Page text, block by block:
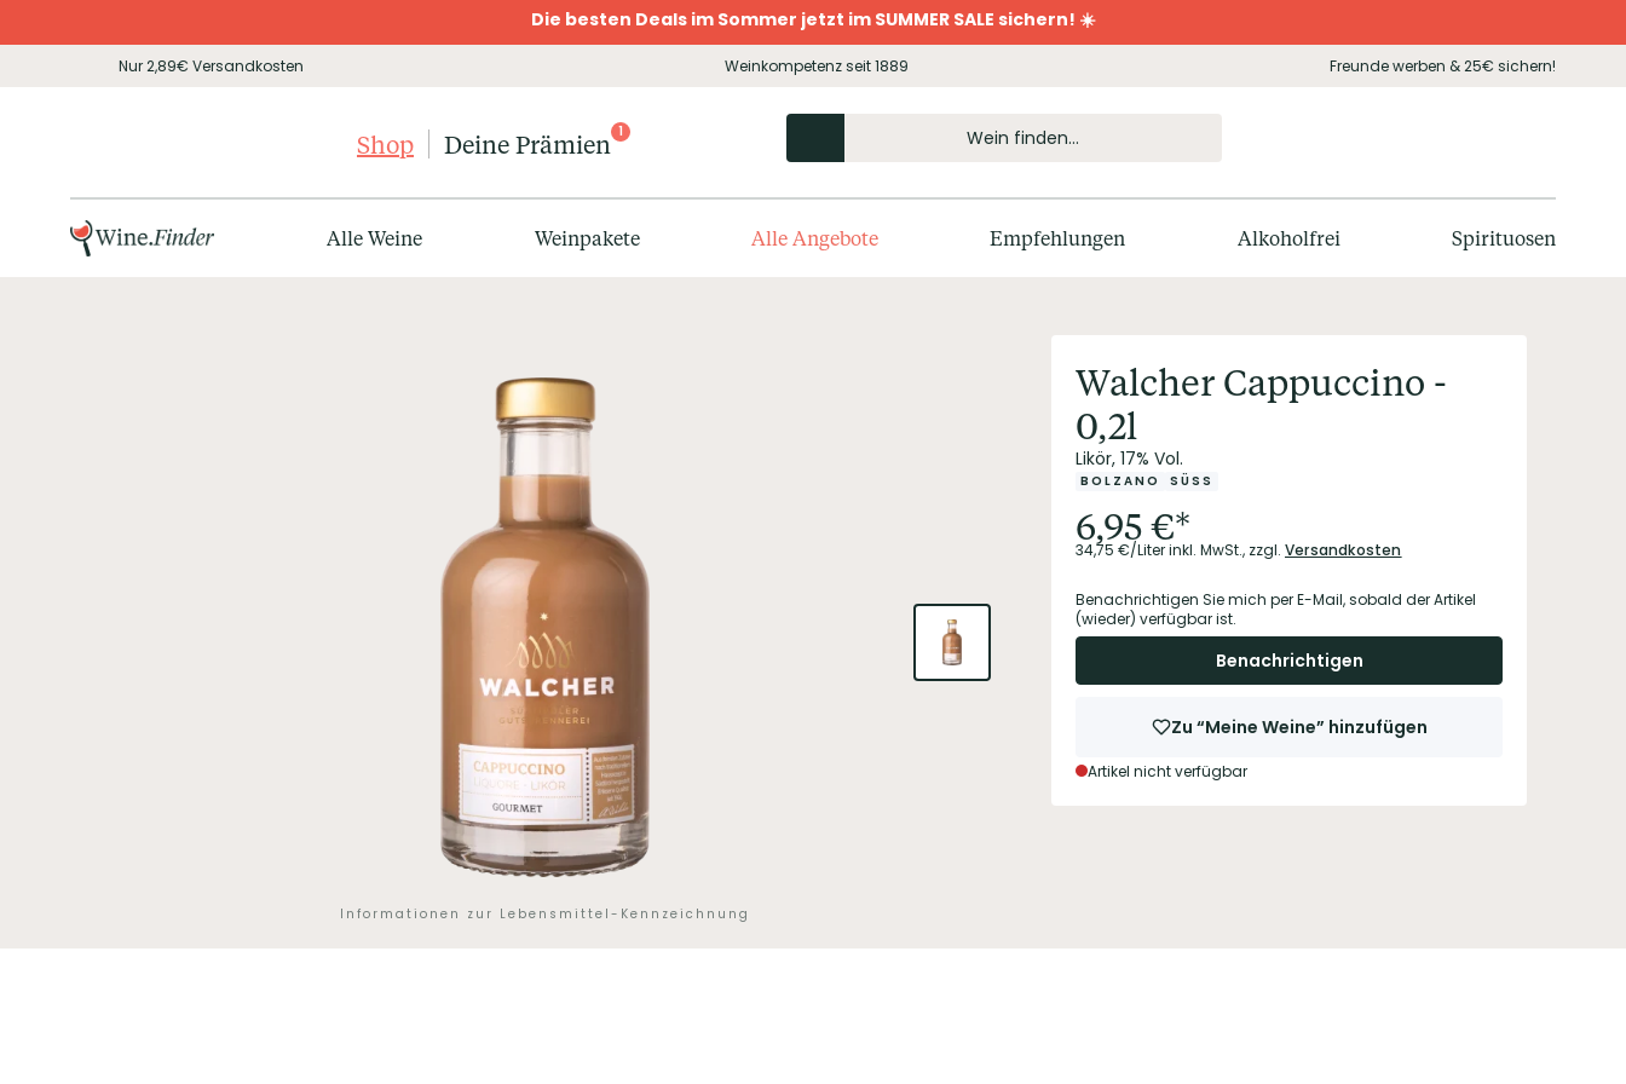
Die besten Deals im Sommer jetzt im SUMMER SALE sichern! ☀️
Nur 2,89€ Versandkosten Weinkompetenz seit 1889 Freunde werben & 25€ sichern!
Shop Deine Prämien 1
Alle Weine Weinpakete Alle Angebote Empfehlungen Alkoholfrei Spirituosen
Informationen zur Lebensmittel-Kennzeichnung
Walcher Cappuccino -
0,2l
Likör, 17% Vol.
BOLZANO SÜSS
6,95€*
34,75 €/Literinkl. MwSt., zzgl. Versandkosten
Benachrichtigen Sie mich per E-Mail, sobald der Artikel
(wieder) verfügbar ist.
Benachrichtigen
Zu “Meine Weine” hinzufügen
Artikel nicht verfügbar